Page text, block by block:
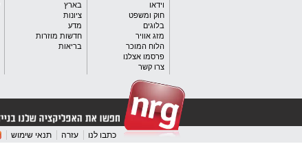
וידאו
חוק ומשפט
בלוגים
מזג אוויר
הלוח המוכר
פרסמו אצלנו
צרו קשר
בארץ
ציונות
מדע
חדשות מוזרות
בריאות
כתבו לנו עזרה תנאי שימוש